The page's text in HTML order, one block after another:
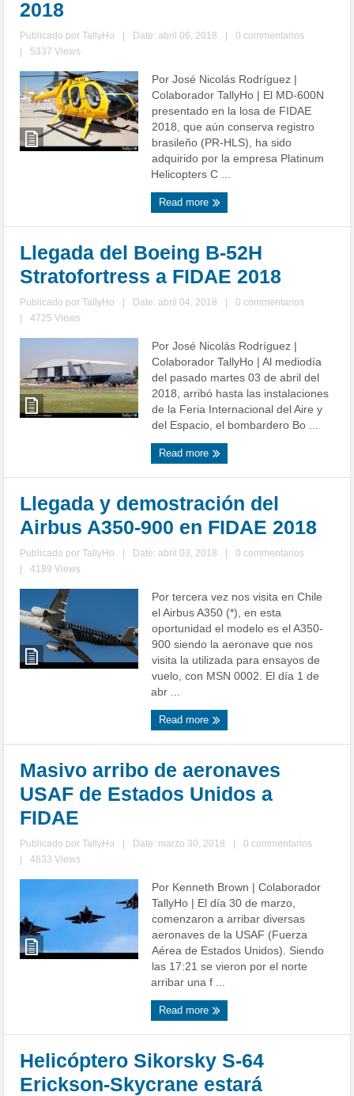
2018
Publicado porTallyHo Date: abril 06, 2018
0 commentarios
5337 Views
Por José Nicolás Rodríguez |
Colaborador TallyHo | El MD-600N
presentado en la losa de FIDAE
2018, que aún conserva registro
brasileño (PR-HLS), ha sido
adquirido por la empresa Platinum
Helicopters C ...
Read more
Llegada del Boeing B-52H
Stratofortress a FIDAE 2018
Publicado porTallyHo Date: abril 04, 2018
0 commentarios
4725 Views
Por José Nicolás Rodríguez |
Colaborador TallyHo | Al mediodía
del pasado martes 03 de abril del
2018, arribó hasta las instalaciones
de la Feria Internacional del Aire y
del Espacio, el bombardero Bo ...
Read more
Llegada y demostración del
Airbus A350-900 en FIDAE 2018
Publicado porTallyHo Date: abril 03, 2018
0 commentarios
4189 Views
Por tercera vez nos visita en Chile
el Airbus A350 (*), en esta
oportunidad el modelo es el A350-
900 siendo la aeronave que nos
visita la utilizada para ensayos de
vuelo, con MSN 0002. El día 1 de
abr ...
Read more
Masivo arribo de aeronaves
USAF de Estados Unidos a
FIDAE
Publicado porTallyHo Date: marzo 30, 2018
0 commentarios
4633 Views
Por Kenneth Brown | Colaborador
TallyHo | El día 30 de marzo,
comenzaron a arribar diversas
aeronaves de la USAF (Fuerza
Aérea de Estados Unidos). Siendo
las 17:21 se vieron por el norte
arribar una f ...
Read more
Helicóptero Sikorsky S-64
Erickson-Skycrane estará